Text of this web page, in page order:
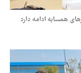
همسایه ادامه دارد